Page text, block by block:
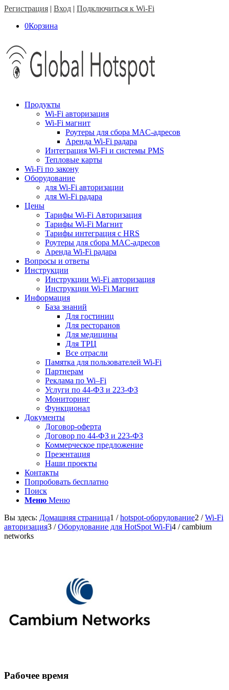
Регистрация | Вход | Подключиться к Wi-Fi
0Корзина
Продукты
Wi-Fi авторизация
Wi-Fi магнит
Роутеры для сбора MAC-адресов
Аренда Wi-Fi радара
Интеграция Wi-Fi и системы PMS
Тепловые карты
Wi-Fi по закону
Оборудование
для Wi-Fi авторизации
для Wi-Fi радара
Цены
Тарифы Wi-Fi Авторизация
Тарифы Wi-Fi Магнит
Тарифы интеграция с HRS
Роутеры для сбора MAC-адресов
Аренда Wi-Fi радара
Вопросы и ответы
Инструкции
Инструкции Wi-Fi авторизация
Инструкции Wi-Fi Магнит
Информация
База знаний
Для гостиниц
Для ресторанов
Для медицины
Для ТРЦ
Все отрасли
Памятка для пользователей Wi-Fi
Партнерам
Реклама по Wi–Fi
Услуги по 44-ФЗ и 223-ФЗ
Мониторинг
Функционал
Документы
Договор-оферта
Договор по 44-ФЗ и 223-ФЗ
Коммерческое предложение
Презентация
Наши проекты
Контакты
Попробовать бесплатно
Поиск
Меню Меню
Вы здесь: Домашняя страница1 / hotspot-оборудование2 / Wi-Fi
авторизация3 / Оборудование для HotSpot Wi-Fi4 / cambium
networks
Рабочее время